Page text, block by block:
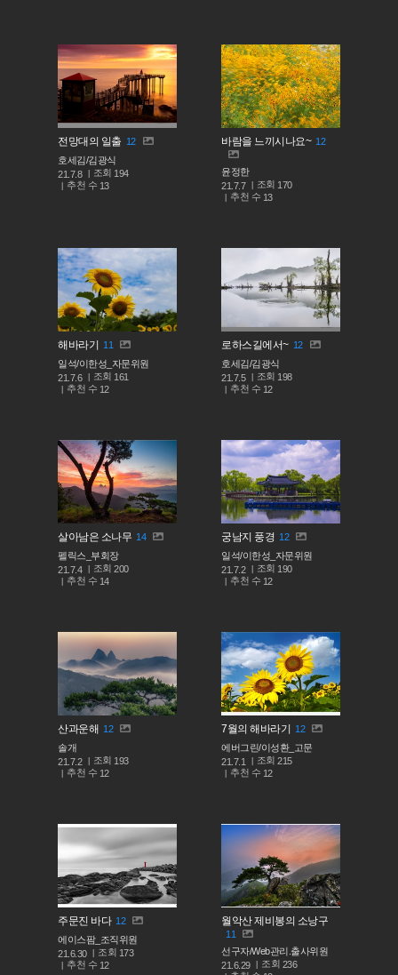
전망대의 일출 12
호세김/김광식
21.7.8
조회 194
추천 수 13
바람을 느끼시나요~ 12
윤정한
21.7.7
조회 170
추천 수 13
해바라기 11
일석/이한성_자문위원
21.7.6
조회 161
추천 수 12
로하스길에서~ 12
호세김/김광식
21.7.5
조회 198
추천 수 12
살아남은 소나무 14
펠릭스_부회장
21.7.4
조회200
추천 수 14
궁남지 풍경 12
일석/이한성_자문위원
21.7.2
조회 190
추천 수 12
산과운해 12
솔개
21.7.2
조회 193
추천 수 12
7월의 해바라기 12
에버그린/이성환_고문
21.7.1
조회215
추천 수 12
주문진 바다 12
에이스팜_조직위원
21.6.30
조회 173
추천 수 12
월악산 제비봉의 소낭구
11
선구자/Web관리.출사위원
21.6.29
조회 236